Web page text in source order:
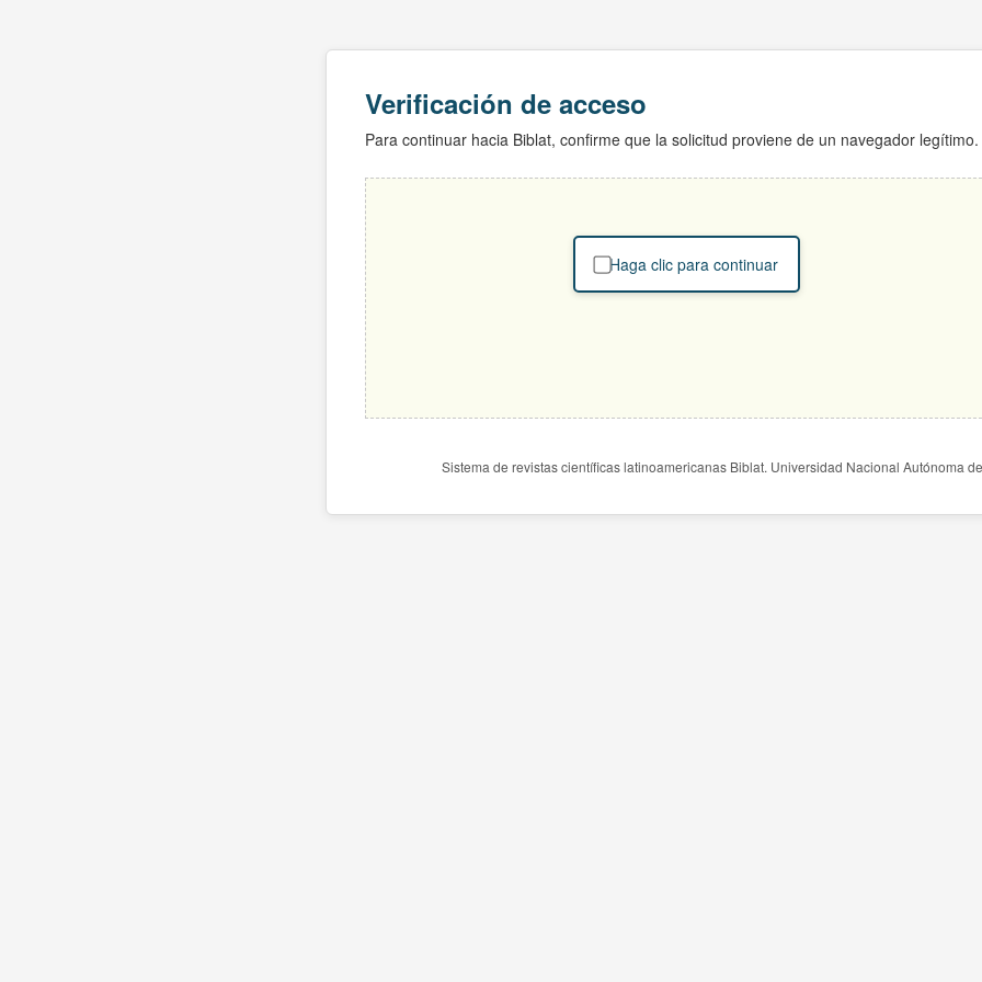
Verificación de acceso
Para continuar hacia Biblat, confirme que la solicitud proviene de un navegador legítimo.
Haga clic para continuar
Sistema de revistas científicas latinoamericanas Biblat. Universidad Nacional Autónoma